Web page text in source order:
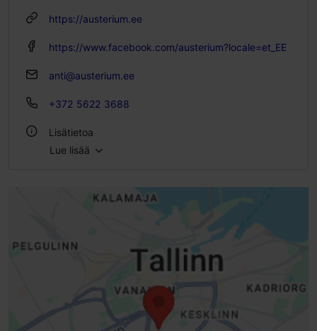
https://austerium.ee
https://www.facebook.com/austerium?locale=et_EE
anti@austerium.ee
+372 5622 3688
Lisätietoa
Lue lisää